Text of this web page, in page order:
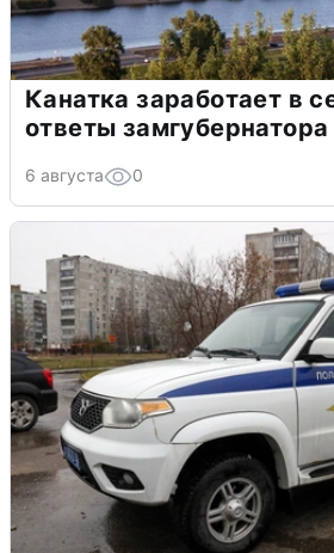
Канатка заработает в
ответы замгубернатора
6 августа 0